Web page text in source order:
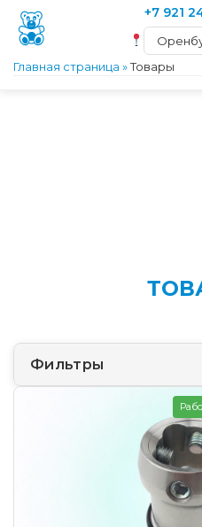
+7 921
Главная страница »Товары
Фильтры